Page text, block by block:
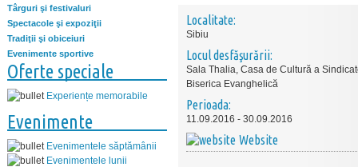
Târguri şi festivaluri
Spectacole şi expoziţii
Tradiţii şi obiceiuri
Evenimente sportive
Oferte speciale
Experiențe memorabile
Evenimente
Evenimentele săptămânii
Evenimentele lunii
Localitate:
Sibiu
Locul desfăşurării:
Sala Thalia, Casa de Cultură a
Biserica Evanghelică
Perioada:
11.09.2016 - 30.09.2016
Website